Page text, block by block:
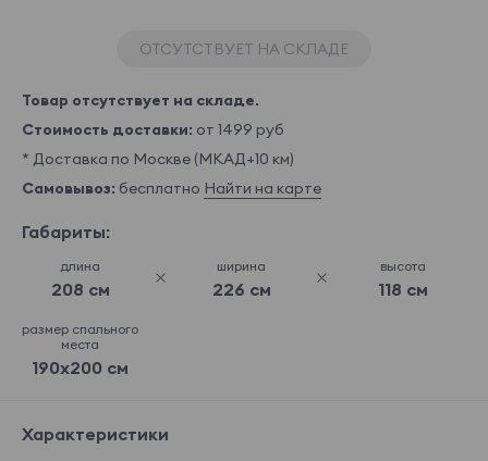
ОТСУТСТВУЕТ НА СКЛАДЕ
Товар отсутствует на складе.
Стоимость доставки: от 1499 руб
* Доставка по Москве (МКАД+10 км)
Самовывоз: бесплатно Найти на карте
Габариты:
длина
208 см
ширина
226 см
высота
118 см
размер спального
места
190x200 см
Характеристики